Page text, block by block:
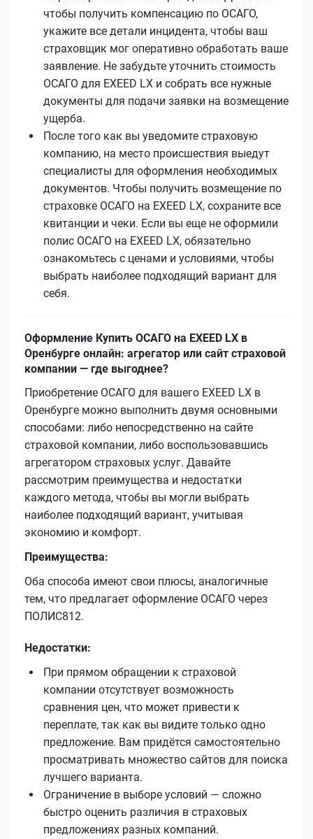
чтобы получить компенсацию по ОСАГО,
укажите все детали инцидента, чтобы ваш
страховщик мог оперативно обработать ваше
заявление. Не забудьте уточнить стоимость
ОСАГО для EXEED LX и собрать все нужные
документы для подачи заявки на возмещение
ущерба.
После того как вы уведомите страховую
компанию, на место происшествия выедут
специалисты для оформления необходимых
документов. Чтобы получить возмещение по
страховке ОСАГО на EXEED LX, сохраните все
квитанции и чеки. Если вы еще не оформили
полис ОСАГО на EXEED LX, обязательно
ознакомьтесь с ценами и условиями, чтобы
выбрать наиболее подходящий вариант для
себя.
Оформление Купить ОСАГО на EXEED LX в
Оренбурге онлайн: агрегатор или сайт страховой
компании — где выгоднее?
Приобретение ОСАГО для вашего EXEED LX в
Оренбурге можно выполнить двумя основными
способами: либо непосредственно на сайте
страховой компании, либо воспользовавшись
агрегатором страховых услуг. Давайте
рассмотрим преимущества и недостатки
каждого метода, чтобы вы могли выбрать
наиболее подходящий вариант, учитывая
экономию и комфорт.
Преимущества:
Оба способа имеют свои плюсы, аналогичные
тем, что предлагает оформление ОСАГО через
ПОЛИС812.
Недостатки:
При прямом обращении к страховой
компании отсутствует возможность
сравнения цен, что может привести к
переплате, так как вы видите только одно
предложение. Вам придётся самостоятельно
просматривать множество сайтов для поиска
лучшего варианта.
Ограничение в выборе условий — сложно
быстро оценить различия в страховых
предложениях разных компаний.